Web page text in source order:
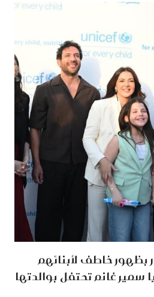
بظهور خاطف لأبنائهم
سمير غانم تحتفل بوالدتها